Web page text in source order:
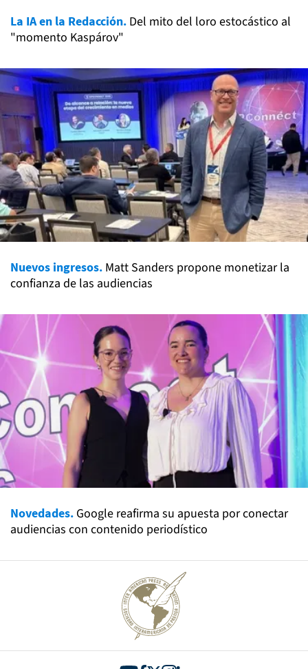
La IA en la Redacción. Del mito del loro estocástico al
"momento Kaspárov"
Nuevos ingresos. Matt Sanders propone monetizar la
confianza de las audiencias
Novedades. Google reafirma su apuesta por conectar
audiencias con contenido periodístico